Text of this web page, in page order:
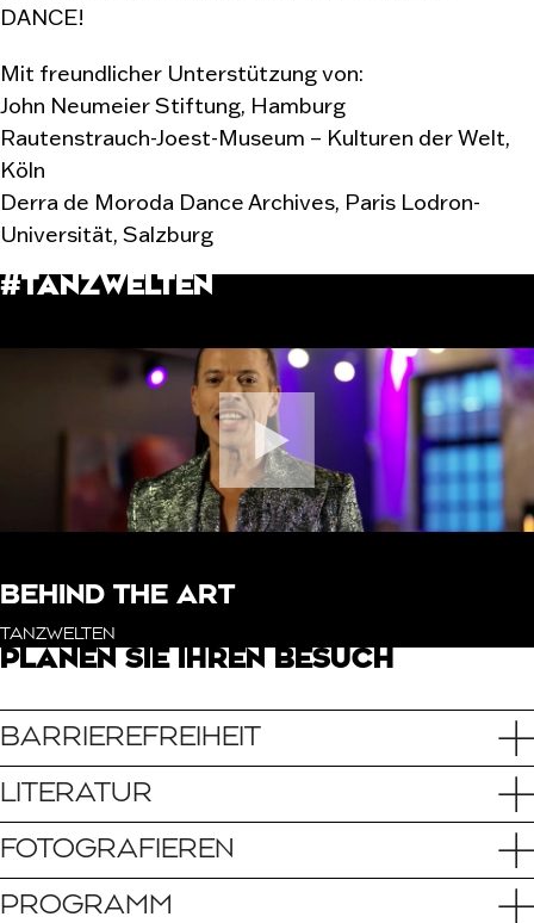
DANCE!
Mit freundlicher Unterstützung von:
John Neumeier Stiftung, Hamburg
Rautenstrauch-Joest-Museum – Kulturen der Welt,
Köln
Derra de Moroda Dance Archives, Paris Lodron-
Universität, Salzburg
#TANZWELTEN
BEHIND THE ART
TANZWELTEN
PLANEN SIE IHREN BESUCH
BARRIEREFREIHEIT
LITERATUR
FOTOGRAFIEREN
PROGRAMM